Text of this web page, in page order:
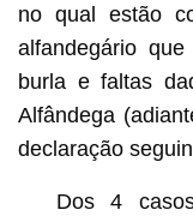
no qual estão
alfandegário
burla e faltas
Alfândega
declaração
Dos 4